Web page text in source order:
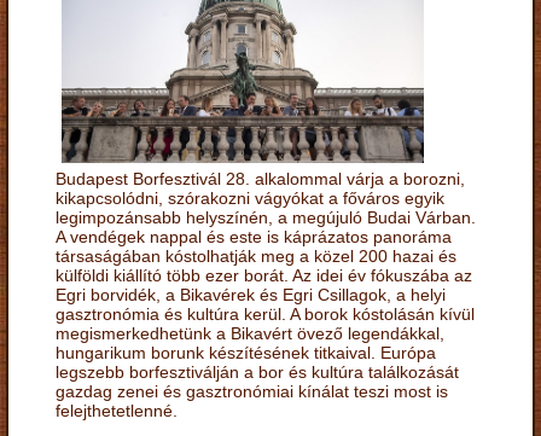
Budapest Borfesztivál 28. alkalommal várja a borozni,
kikapcsolódni, szórakozni vágyókat a főváros egyik
legimpozánsabb helyszínén, a megújuló Budai Várban.
A vendégek nappal és este is káprázatos panoráma
társaságában kóstolhatják meg a közel 200 hazai és
külföldi kiállító több ezer borát. Az idei év fókuszába az
Egri borvidék, a Bikavérek és Egri Csillagok, a helyi
gasztronómia és kultúra kerül. A borok kóstolásán kívül
megismerkedhetünk a Bikavért övező legendákkal,
hungarikum borunk készítésének titkaival. Európa
legszebb borfesztiválján a bor és kultúra találkozását
gazdag zenei és gasztronómiai kínálat teszi most is
felejthetetlenné.